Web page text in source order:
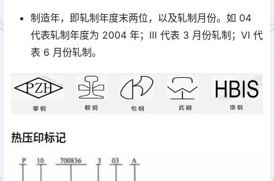
制造年，即轧制年度末两位，以及轧制月份。如 04
代表轧制年度为 2004 年；Ⅲ 代表 3 月份轧制；Ⅵ 代
表 6 月份轧制。
热压印标记